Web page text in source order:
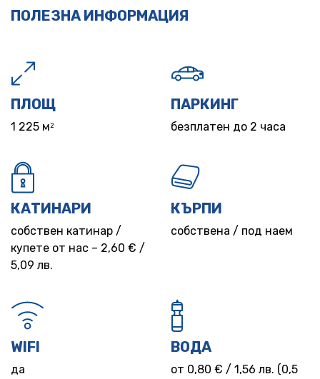
ПОЛЕЗНА ИНФОРМАЦИЯ
ПЛОЩ
1 225 м 2
ПАРКИНГ
безплатен до 2 часа
КАТИНАРИ
собствен катинар /
купете от нас – 2,60 € /
5,09 лв.
КЪРПИ
собствена / под наем
WIFI
да
ВОДА
от 0,80 € / 1,56 лв. (0,5